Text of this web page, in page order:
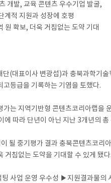
개발, 교육 콘텐츠 우수기업 발굴,
계적 지원과 성장에 호평
확보, 더욱 거침없는 도약 기대
(대표이사 변광섭)과 충북과학기
등급을 기록하는 기염을 토했다.
는 지역기반형 콘텐츠코리아랩
따라 단년이 아닌 지난 3개년의
될 중기평가 결과 충북콘텐츠코
거침없는 도약을 기대할 수 있게 됐다.
사업 운영 우수성 ▶지원결과물